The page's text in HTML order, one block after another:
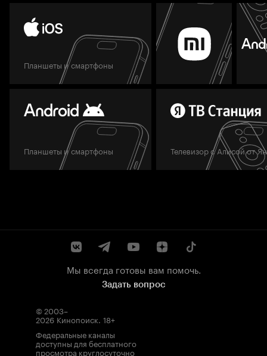
Планшеты и смартфоны
Планшеты и смартфоны Телевизор с Алисой от
Мы всегда готовы вам помочь.
Задать вопрос
© 2003–
2026 Кинопоиск. 18+
Федеральные каналы
доступны для бесплатного
просмотра круглосуточно